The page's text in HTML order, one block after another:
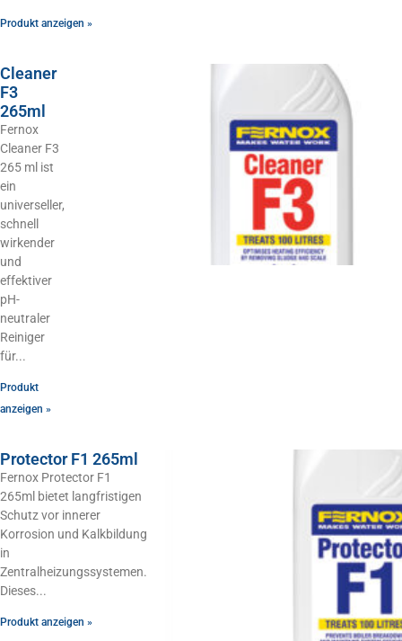
Produkt anzeigen »
Cleaner
F3
265ml
Fernox
Cleaner F3
265 ml ist
ein
universeller,
schnell
wirkender
und
effektiver
pH-
neutraler
Reiniger
für
Produkt
anzeigen »
Protector F1 265ml
Fernox Protector F1
265ml bietet langfristigen
Schutz vor innerer
Korrosion und Kalkbildung
in
Zentralheizungssystemen.
Dieses
Produkt anzeigen »